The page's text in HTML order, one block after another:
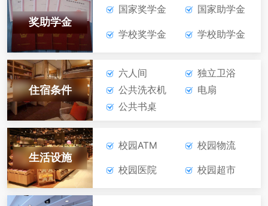
社会文化艺术
奖助学金
国家奖学金 国家助学金
学校奖学金 学校助学金
住宿条件
六人间
独立卫浴
公共洗衣机
电扇
公共书桌
生活设施
校园ATM 校园物流
校园医院 校园超市